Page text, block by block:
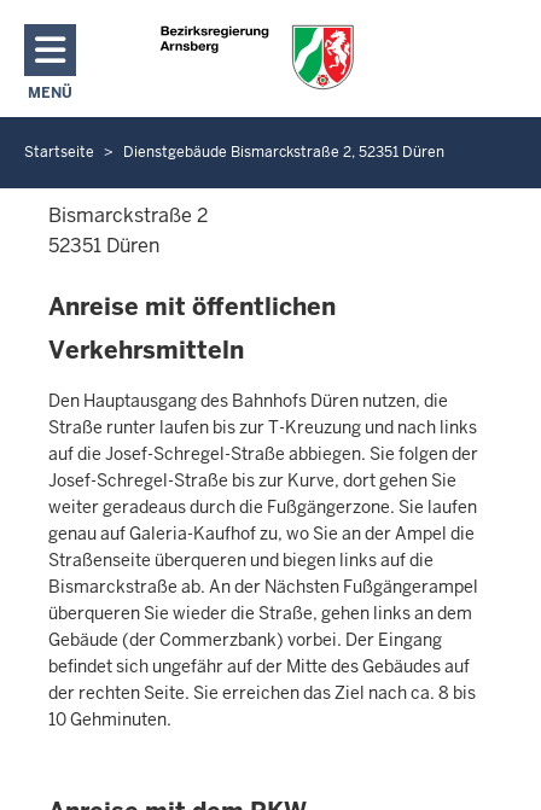
Direkt zum Inhalt
MENÜ
NAVIGATION AKTIVIEREN/DEAKTIVIEREN: HAUPTMENÜ
S
i
Startseite Dienstgebäude Bismarckstraße 2, 52351 Düren
Bismarckstraße 2
52351 Düren
Anreise mit öffentlichen
Verkehrsmitteln
Den Hauptausgang des Bahnhofs Düren nutzen, die
Straße runter laufen bis zur T-Kreuzung und nach links
auf die Josef-Schregel-Straße abbiegen. Sie folgen der
Josef-Schregel-Straße bis zur Kurve, dort gehen Sie
weiter geradeaus durch die Fußgängerzone. Sie laufen
genau auf Galeria-Kaufhof zu, wo Sie an der Ampel die
Straßenseite überqueren und biegen links auf die
Bismarckstraße ab. An der Nächsten Fußgängerampel
überqueren Sie wieder die Straße, gehen links an dem
Gebäude (der Commerzbank) vorbei. Der Eingang
befindet sich ungefähr auf der Mitte des Gebäudes auf
der rechten Seite. Sie erreichen das Ziel nach ca. 8 bis
10 Gehminuten.